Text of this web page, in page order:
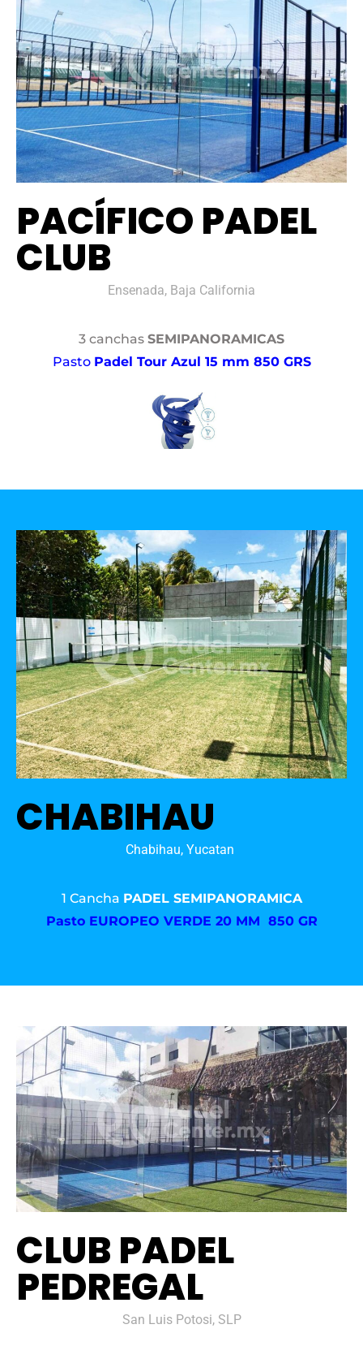
PACÍFICO PADEL
CLUB
Ensenada, Baja California
3 canchas SEMIPANORAMICAS
Pasto Padel Tour Azul 15 mm 850 GRS
CHABIHAU
Chabihau, Yucatan
1 Cancha PADEL SEMIPANORAMICA
Pasto EUROPEO VERDE 20 MM 850 GR
CLUB PADEL
PEDREGAL
San Luis Potosi, SLP